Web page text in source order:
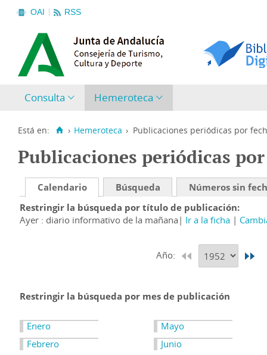
OAI RSS
Consulta Hemeroteca
Está en: › Hemeroteca › Publicaciones periódicas por
Publicaciones periódicas
Calendario Búsqueda
Números sin
Restringir la búsqueda por título de publicación
Ayer : diario informativo de la mañana
Ir a la ficha
Año:
Restringir la búsqueda por mes de publicación
Enero
Febrero
Mayo
Junio